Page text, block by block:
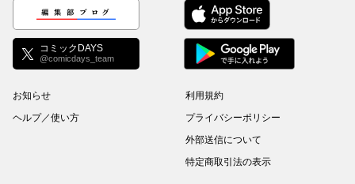
編集部ブログ
コミックDAYS
@comicdays_team
お知らせ
ヘルプ／使い方
利用規約
プライバシーポリシー
外部送信について
特定商取引法の表示